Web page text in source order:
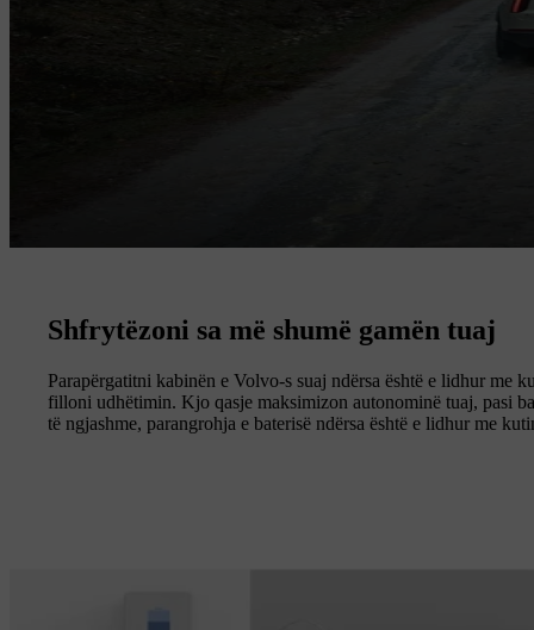
Shfrytëzoni sa më shumë gamën tuaj
Parapërgatitni kabinën e Volvo-s suaj ndërsa është e lidhur me
filloni udhëtimin. Kjo qasje maksimizon autonominë tuaj, pasi
të ngjashme, parangrohja e baterisë ndërsa është e lidhur me